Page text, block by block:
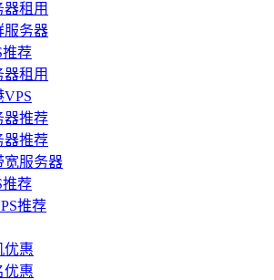
器租用
服务器
推荐
租用
器推荐
器推荐
宽服务器
推荐
推荐
优惠
优惠